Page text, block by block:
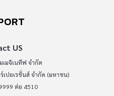
US
เมจิเนทีฟ จำกัด
เปอเรชั่นส์ จำกัด (มหาชน)
ต่อ 4510